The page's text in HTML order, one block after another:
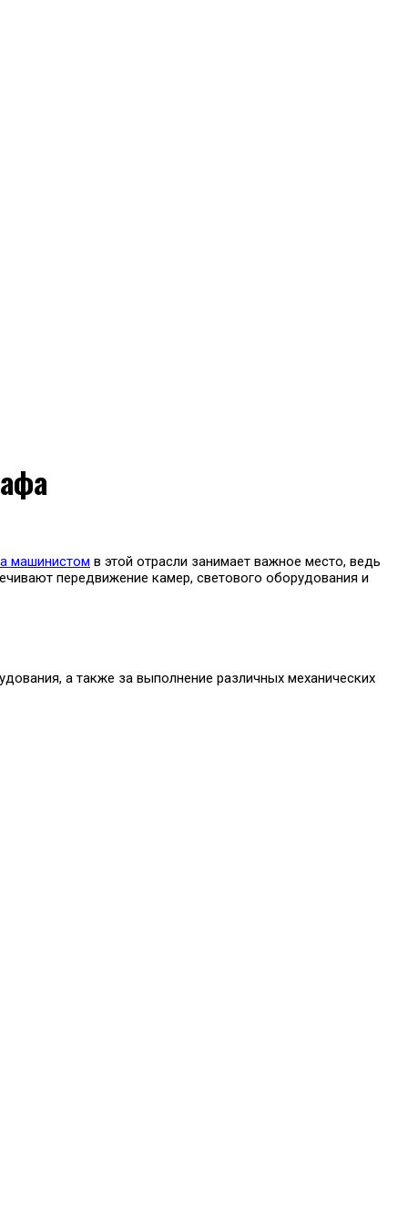
машинистом в этой отрасли занимает важное место, ведь
передвижение камер, светового оборудования и
а также за выполнение различных механических